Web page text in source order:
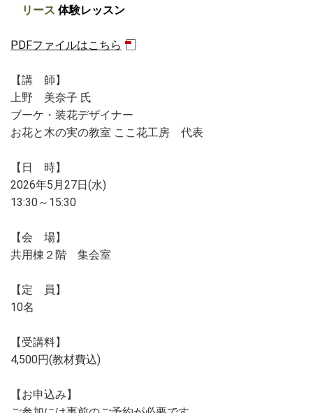
リース 体験レッスン
PDFファイルはこちら
【講 師】
上野 美奈子 氏
ブーケ・装花デザイナー
お花と木の実の教室 ここ花工房 代表
【日 時】
2026年5月27日(水)
13:30～15:30
【会 場】
共用棟２階 集会室
【定 員】
10名
【受講料】
4,500円(教材費込)
【お申込み】